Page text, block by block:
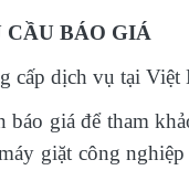
CẦU BÁO GIÁ
cấp dịch vụ tại Việt
giá để tham
giặt công